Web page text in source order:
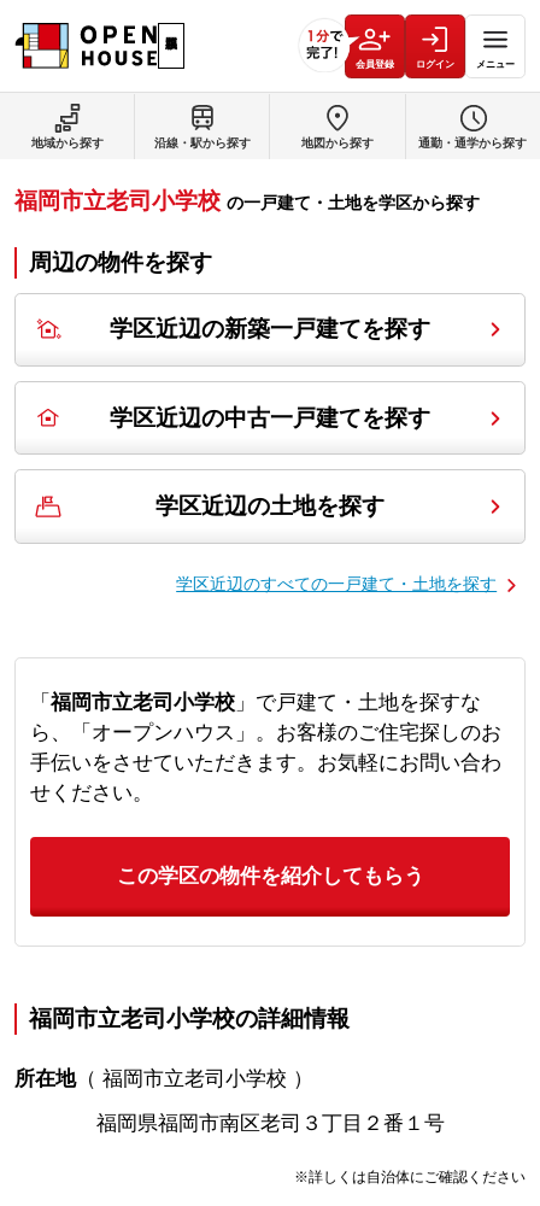
会員登録 ログイン メニュー
地域から探す 沿線・駅から探す 地図から探す 通勤・通学から探す
福岡市立老司小学校 の一戸建て・土地を学区から探す
周辺の物件を探す
学区近辺の新築一戸建てを探す
学区近辺の中古一戸建てを探す
学区近辺の土地を探す
学区近辺のすべての一戸建て・土地を探す
「福岡市立老司小学校」で戸建て・土地を探すな
ら、「オープンハウス」。お客様のご住宅探しのお
手伝いをさせていただきます。お気軽にお問い合わ
せください。
この学区の物件を紹介してもらう
福岡市立老司小学校の詳細情報
所在地（ 福岡市立老司小学校 ）
福岡県福岡市南区老司３丁目２番１号
※詳しくは自治体にご確認ください